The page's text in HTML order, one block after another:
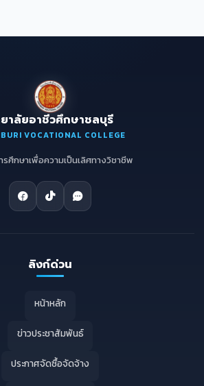
าลัยอาชีวศึกษาชลบุรี
VOCATIONAL COLLEGE
ศึกษาเพื่อความเป็นเลิศทางวิชาชีพ
ลิงก์ด่วน
หน้าหลัก
ข่าวประชาสัมพันธ์
ประกาศจัดซื้อจัดจ้าง